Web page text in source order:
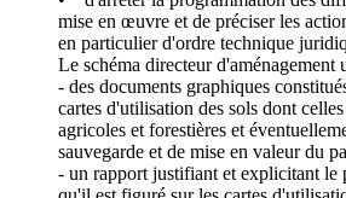
mise en œuvre et de préciser les
en particulier d'ordre technique
Le schéma directeur d'aménagement
- des documents graphiques
cartes d'utilisation des sols dont
agricoles et forestières et
sauvegarde et de mise en valeur du
- un rapport justifiant et explicitant le